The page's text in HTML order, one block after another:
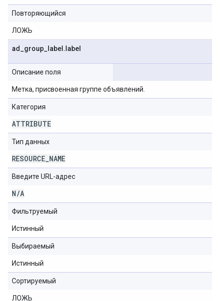
Повторяющийся
ЛОЖЬ
ad group label . label
Описание поля
Метка, присвоенная группе объявлений.
Категория
ATTRIBUTE
Тип данных
RESOURCE NAME
Введите URL-адрес
N/A
Фильтруемый
Истинный
Выбираемый
Истинный
Сортируемый
ЛОЖЬ